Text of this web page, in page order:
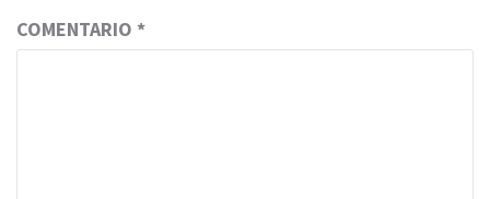
COMENTARIO *